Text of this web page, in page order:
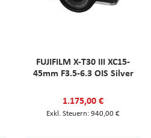
FUJIFILM X-T30 III XC15-
45mm F3.5-6.3 OIS Silver
1.175,00 €
940,00 €